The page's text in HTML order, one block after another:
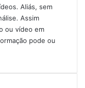
Aliás, sem
Assim
ou vídeo em
pode ou